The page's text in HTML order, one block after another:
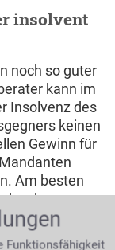
insolvent
noch so guter
kann im
Insolvenz des
keinen
Gewinn für
Am besten
schon
bekannt
Wohnort
Funktionsfähigkeit